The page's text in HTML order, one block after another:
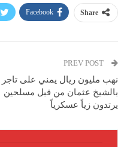
Share
Facebook
نهب مليون ريال يمني على تاجر
بالشيخ عثمان من قبل مسلحين
يرتدون زياً عسكرياً